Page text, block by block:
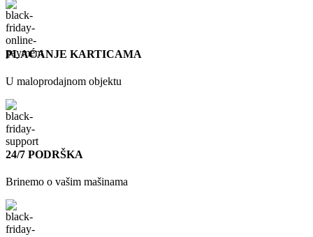
PLAĆANJE KARTICAMA
U maloprodajnom objektu
24/7 PODRŠKA
Brinemo o vašim mašinama